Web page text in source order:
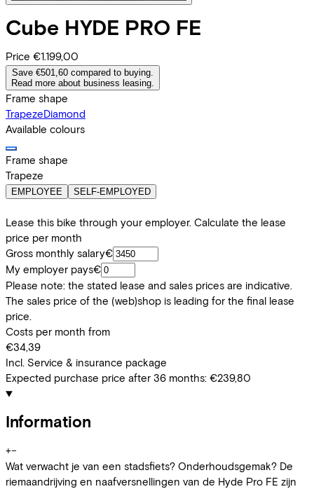
Cube HYDE PRO FE
Price €1.199,00
Save €501,60 compared to buying.
Read more about business leasing.
Frame shape
TrapezeDiamond
Available colours
Frame shape
Trapeze
EMPLOYEE SELF-EMPLOYED
Lease this bike through your employer. Calculate the lease
price per month
Gross monthly salary€
My employer pays€
Please note: the stated lease and sales prices are indicative.
The sales price of the (web)shop is leading for the final lease
price.
Costs per month from
€34,39
Incl. Service & insurance package
Expected purchase price after 36 months: €239,80
Information
+−
Wat verwacht je van een stadsfiets? Onderhoudsgemak? De
riemaandrijving en naafversnellingen van de Hyde Pro FE zijn